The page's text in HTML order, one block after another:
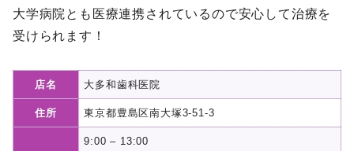
大学病院とも医療連携されているので安心して治療を
受けられます！
店名 大多和歯科医院
住所 東京都豊島区南大塚3-51-3
9:00 – 13:00